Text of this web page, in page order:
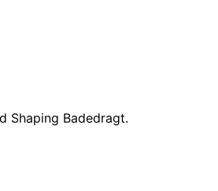
Shaping Badedragt.